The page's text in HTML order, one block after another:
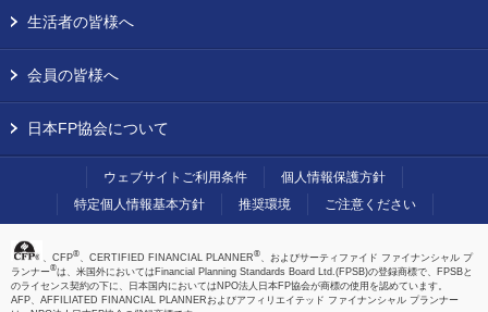
生活者の皆様へ
会員の皆様へ
日本FP協会について
ウェブサイトご利用条件
個人情報保護方針
特定個人情報基本方針
推奨環境 ご注意ください
、CFP®、CERTIFIED FINANCIAL PLANNER®、およびサーティファイド ファイナンシャル プ
ランナー®は、米国外においてはFinancial Planning Standards Board Ltd.(FPSB)の登録商標で、FPSBと
のライセンス契約の下に、日本国内においてはNPO法人日本FP協会が商標の使用を認めています。
AFP、AFFILIATED FINANCIAL PLANNERおよびアフィリエイテッド ファイナンシャル プランナー